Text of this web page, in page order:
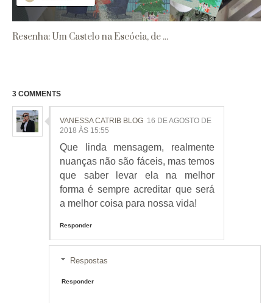
Resenha: Um Castelo na Escócia, de ...
3 COMMENTS
VANESSA CATRIB BLOG 16 DE AGOSTO DE
2018 ÀS 15:55
Que linda mensagem, realmente
nuanças não são fáceis, mas temos
que saber levar ela na melhor
forma é sempre acreditar que será
a melhor coisa para nossa vida!
Responder
Respostas
Responder